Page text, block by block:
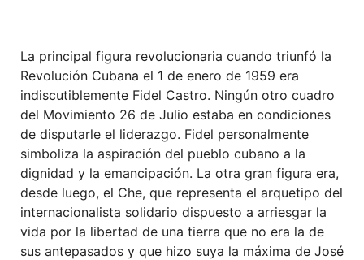
La principal figura revolucionaria cuando triunfó la
Revolución Cubana el 1 de enero de 1959 era
indiscutiblemente Fidel Castro. Ningún otro cuadro
del Movimiento 26 de Julio estaba en condiciones
de disputarle el liderazgo. Fidel personalmente
simboliza la aspiración del pueblo cubano a la
dignidad y la emancipación. La otra gran figura era,
desde luego, el Che, que representa el arquetipo del
internacionalista solidario dispuesto a arriesgar la
vida por la libertad de una tierra que no era la de
sus antepasados y que hizo suya la máxima de José